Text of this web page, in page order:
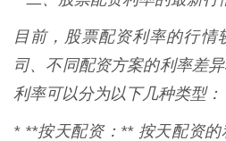
目前，股票配资利率的行情
司、不同配资方案的利率差
利率可以分为以下几种类型：
* **按天配资：** 按天配资